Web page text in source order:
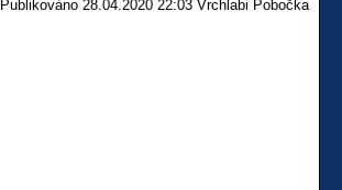
Publikováno 28.04.2020 22:03 Vrchlabi Pobočka